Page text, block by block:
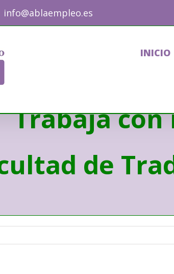
info@ablaempleo.es
INICIO
Trabaja
de